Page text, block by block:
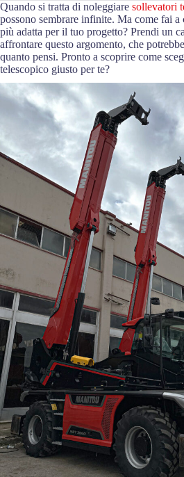
Quando si tratta di noleggiare sollevatori
possono sembrare infinite. Ma come fai a
più adatta per il tuo progetto? Prendi un
affrontare questo argomento, che
quanto pensi. Pronto a scoprire come
telescopico giusto per te?